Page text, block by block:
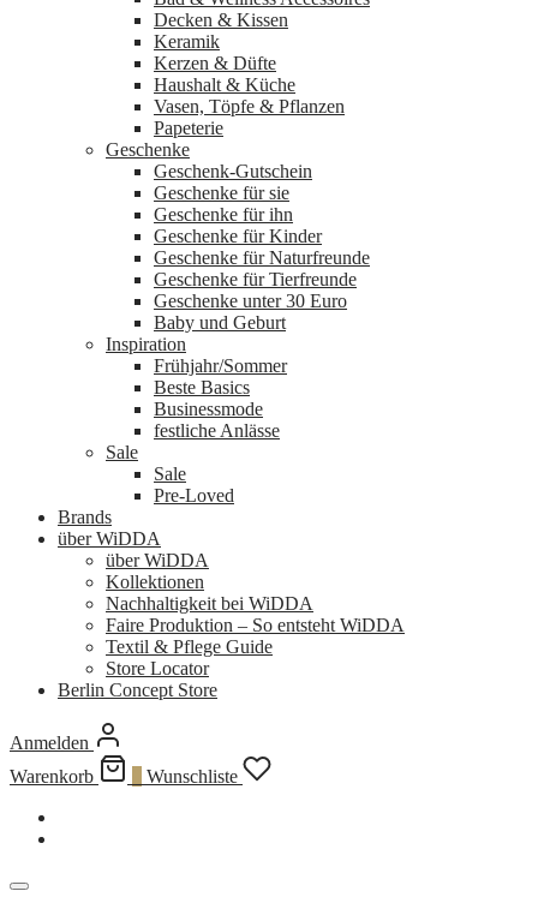
Decken & Kissen
Keramik
Kerzen & Düfte
Haushalt & Küche
Vasen, Töpfe & Pflanzen
Papeterie
Geschenke
Geschenk-Gutschein
Geschenke für sie
Geschenke für ihn
Geschenke für Kinder
Geschenke für Naturfreunde
Geschenke für Tierfreunde
Geschenke unter 30 Euro
Baby und Geburt
Inspiration
Frühjahr/Sommer
Beste Basics
Businessmode
festliche Anlässe
Sale
Sale
Pre-Loved
Brands
über WiDDA
über WiDDA
Kollektionen
Nachhaltigkeit bei WiDDA
Faire Produktion – So entsteht WiDDA
Textil & Pflege Guide
Store Locator
Berlin Concept Store
Anmelden
Warenkorb
Wunschliste